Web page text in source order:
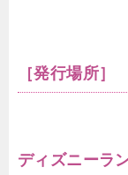
［発行場所］
ディズニーラ